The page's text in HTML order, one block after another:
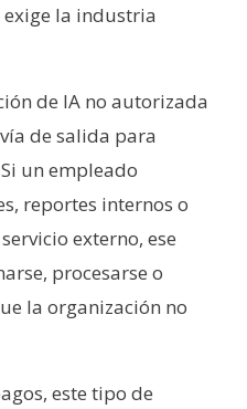
la industria
de IA no autorizada
de salida para
un empleado
reportes internos o
externo, ese
procesarse o
la organización no
este tipo de